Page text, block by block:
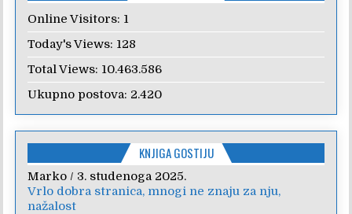
Online Visitors: 1
Today's Views: 128
Total Views: 10.463.586
Ukupno postova: 2.420
KNJIGA GOSTIJU
Marko / 3. studenoga 2025.
Vrlo dobra stranica, mnogi ne znaju za nju,
nažalost
Anica/7. veljače 2024.
Poštovanje, draga kolegice! Hvala Vam na
nesebičnom radu i promoviranju...